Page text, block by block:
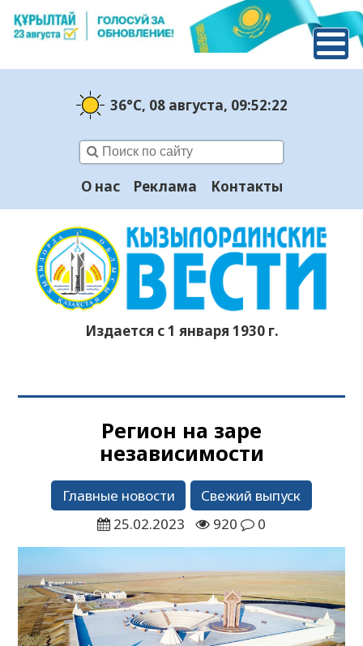
36°C, 08 августа, 09:52:24
О нас Реклама Контакты
Издается с 1 января 1930 г.
Регион на заре
независимости
Главные новости
Свежий выпуск
25.02.2023
920 0